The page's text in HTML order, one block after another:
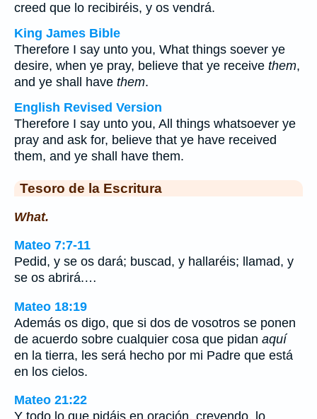
creed que lo recibiréis, y os vendrá.
King James Bible
Therefore I say unto you, What things soever ye
desire, when ye pray, believe that ye receive them,
and ye shall have them.
English Revised Version
Therefore I say unto you, All things whatsoever ye
pray and ask for, believe that ye have received
them, and ye shall have them.
Tesoro de la Escritura
What.
Mateo 7:7-11
Pedid, y se os dará; buscad, y hallaréis; llamad, y
se os abrirá.…
Mateo 18:19
Además os digo, que si dos de vosotros se ponen
de acuerdo sobre cualquier cosa que pidan aquí
en la tierra, les será hecho por mi Padre que está
en los cielos.
Mateo 21:22